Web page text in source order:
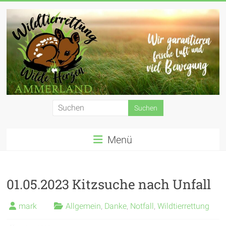
Inhalt
springen
Wildtierrettung
e.
V.
Menü
01.05.2023 Kitzsuche nach Unfall
mark Allgemein, Danke, Notfall,Wildtierrettung